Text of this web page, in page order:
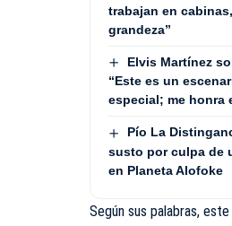
trabajan en
grandeza”
Elvis Martínez
“Este es un
especial; me honra
Pío La
susto por culpa de
en Planeta Alofoke
Según sus palabras,